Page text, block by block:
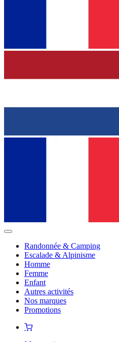
Randonnée & Camping
Escalade & Alpinisme
Homme
Femme
Enfant
Autres activités
Nos marques
Promotions